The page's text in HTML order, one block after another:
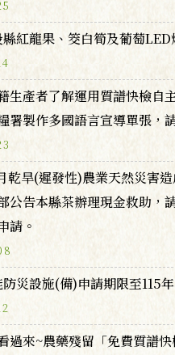
縣紅龍果、筊白筍及葡萄
生產者了解運用質譜快檢自
署製作多國語言宣導單張，
乾旱(遲發性)農業天然災害造
公告本縣茶辦理現金救助，
請。
防災設施(備)申請期限至115
過來~農藥殘留「免費質譜